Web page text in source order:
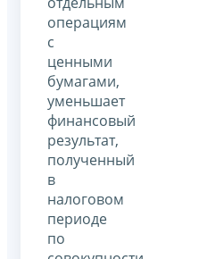
операциям
с
ценными
бумагами,
уменьшает
финансовый
результат,
полученный
в
налоговом
периоде
по